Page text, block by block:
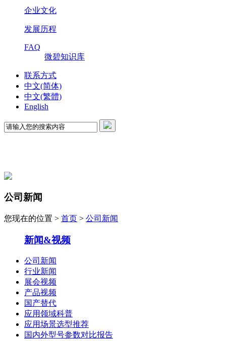
企业文化
发展历程
FAQ
微碧知识库
联系方式
中文(简体)
中文(繁體)
English
公司新闻
您现在的位置 > 首页 > 公司新闻
新闻&视频
公司新闻
行业新闻
展会视频
产品视频
国产替代
应用领域科普
应用场景选型推荐
国内外型号参数对比报告